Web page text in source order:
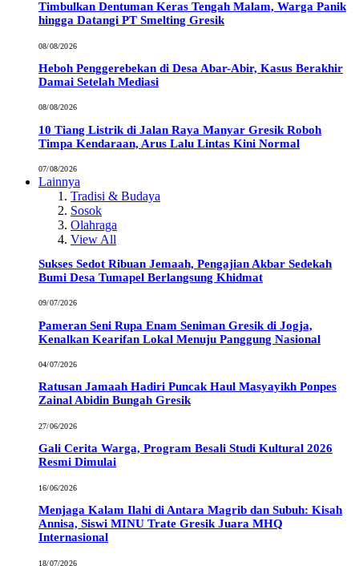
Timbulkan Dentuman Keras Tengah Malam, Warga Panik
hingga Datangi PT Smelting Gresik
08/08/2026
Heboh Penggerebekan di Desa Abar-Abir, Kasus Berakhir
Damai Setelah Mediasi
08/08/2026
10 Tiang Listrik di Jalan Raya Manyar Gresik Roboh
Timpa Kendaraan, Arus Lalu Lintas Kini Normal
07/08/2026
Lainnya
Tradisi & Budaya
Sosok
Olahraga
View All
Sukses Sedot Ribuan Jemaah, Pengajian Akbar Sedekah
Bumi Desa Tumapel Berlangsung Khidmat
09/07/2026
Pameran Seni Rupa Enam Seniman Gresik di Jogja,
Kenalkan Kearifan Lokal Menuju Panggung Nasional
04/07/2026
Ratusan Jamaah Hadiri Puncak Haul Masyayikh Ponpes
Zainal Abidin Bungah Gresik
27/06/2026
Gali Cerita Warga, Program Besali Studi Kultural 2026
Resmi Dimulai
16/06/2026
Menjaga Kalam Ilahi di Antara Magrib dan Subuh: Kisah
Annisa, Siswi MINU Trate Gresik Juara MHQ
Internasional
18/07/2026